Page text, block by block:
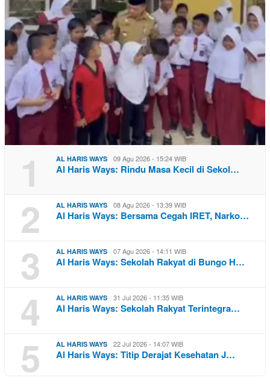
1 AL HARIS WAYS 09 Agu 2026 - 15:24 WIB
Al Haris Ways: Rindu Masa Kecil di Sekol…
2 AL HARIS WAYS 08 Agu 2026 - 13:39 WIB
Al Haris Ways: Bersama Cegah IRET, Narko…
3 AL HARIS WAYS 07 Agu 2026 - 14:11 WIB
Al Haris Ways: Sekolah Rakyat di Bungo H…
4 AL HARIS WAYS 31 Jul 2026 - 11:35 WIB
Al Haris Ways: Sekolah Rakyat Terintegra…
5 AL HARIS WAYS 22 Jul 2026 - 14:07 WIB
Al Haris Ways: Titip Derajat Kesehatan J…